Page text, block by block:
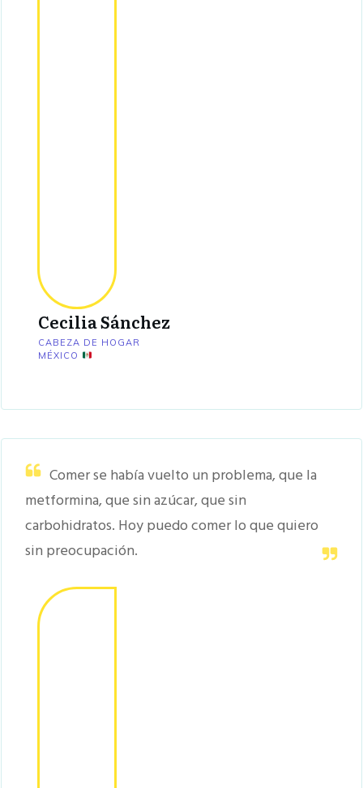
Cecilia Sánchez
CABEZA DE HOGAR
MÉXICO
Comer se había vuelto un problema, que la
metformina, que sin azúcar, que sin
carbohidratos. Hoy puedo comer lo que quiero
sin preocupación.